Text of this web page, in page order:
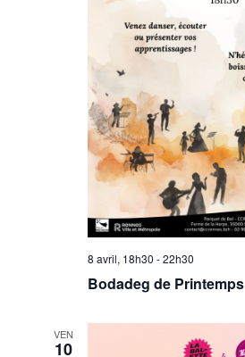
8 avril, 18h30 -22h30
Bodadeg de Printemps
VEN
10